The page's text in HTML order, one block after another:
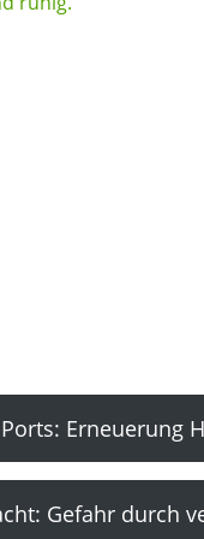
Erneuerung
Gefahr durch